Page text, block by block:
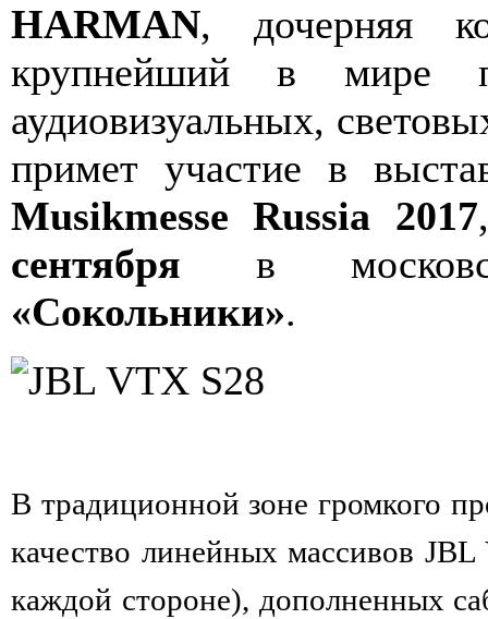
HARMAN, дочерняя
крупнейший в мире
аудиовизуальных,
примет участие в
Musikmesse Russia 2017
сентября в
«Сокольники».
В традиционной зоне громкого
качество линейных массивов
каждой стороне), дополненных